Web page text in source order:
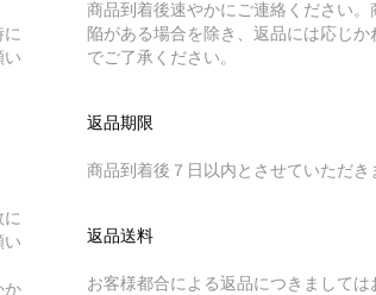
に
い
に
い
か
商品到着後速やかにご連絡ください。
陥がある場合を除き、返品には応じか
でご了承ください。
返品期限
商品到着後７日以内とさせていただき
返品送料
お客様都合による返品につきましては